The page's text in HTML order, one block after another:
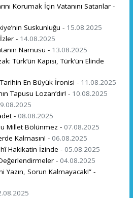
Korumak İçin Vatanını Satanlar -
Suskunluğu - 15.08.2025
- 14.08.2025
Namusu - 13.08.2025
Türk’ün Kapısı, Türk’ün Elinde
Tarihin En Büyük İronisi - 11.08.2025
Tapusu Lozan’dır! - 10.08.2025
- 08.08.2025
Millet Bölünmez - 07.08.2025
Kalmasın! - 06.08.2025
Hakikatin İzinde - 05.08.2025
- 04.08.2025
Yazın, Sorun Kalmayacak!” -